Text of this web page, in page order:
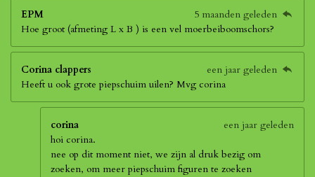
EPM
5 maanden geleden
Hoe groot (afmeting L x B ) is een vel moerbeiboomschors?
Corina clappers
een jaar geleden
Heeft u ook grote piepschuim uilen? Mvg corina
corina
een jaar geleden
hoi corina.
nee op dit moment niet, we zijn al druk bezig om
zoeken, om meer piepschuim figuren te zoeken